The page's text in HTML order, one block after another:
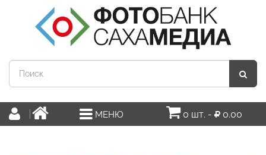
МЕНЮ 0 шт. - 0.00